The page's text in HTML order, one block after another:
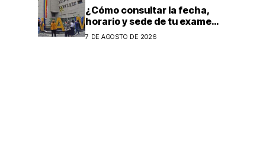
¿Cómo consultar la fecha,
horario y sede de tu examen
de control presencial? La
7 DE AGOSTO DE 2026